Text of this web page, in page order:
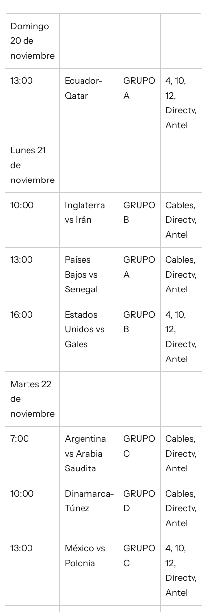
Domingo
20 de
noviembre
13:00
Ecuador-
Qatar
GRUPO
A
4, 10,
12,
Directv,
Antel
Lunes 21
de
noviembre
10:00
Inglaterra
vs Irán
GRUPO
B
Cables,
Directv,
Antel
13:00
Países
Bajos vs
Senegal
GRUPO
A
Cables,
Directv,
Antel
16:00
Estados
Unidos vs
Gales
GRUPO
B
4, 10,
12,
Directv,
Antel
Martes 22
de
noviembre
7:00
Argentina
vs Arabia
Saudita
GRUPO
C
Cables,
Directv,
Antel
10:00
Dinamarca-
Túnez
GRUPO
D
Cables,
Directv,
Antel
13:00
México vs
Polonia
GRUPO
C
4, 10,
12,
Directv,
Antel